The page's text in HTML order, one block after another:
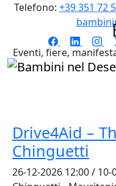
Telefono: +39 351 72
Eventi, fiere,
Drive4Aid –
Chinguetti
26-12-2026 12:00 / 10-